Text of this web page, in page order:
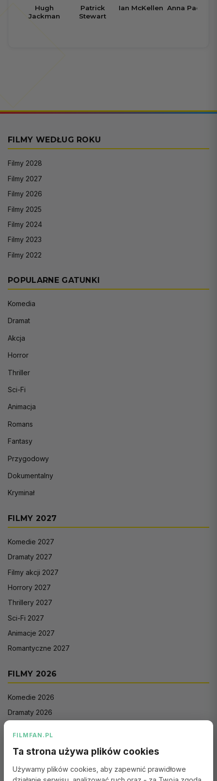
Hugh
Jackman
Patrick
Stewart
Ian McKellen Anna Paquin
FILMY WEDŁUG ROKU
Filmy 2028
Filmy 2027
Filmy 2026
Filmy 2025
Filmy 2024
Filmy 2023
Filmy 2022
POPULARNE GATUNKI
Komedia
Dramat
Akcja
Horror
Thriller
Sci-Fi
Animacja
Romans
Fantasy
Przygodowy
Dokumentalny
Kryminał
FILMY 2027
Komedie 2027
Dramaty 2027
Filmy akcji 2027
Horrory 2027
Thrillery 2027
Sci-Fi 2027
Animacje 2027
Romantyczne 2027
FILMY 2026
Komedie 2026
Dramaty 2026
Sci-Fi 2026
FILMFAN.PL
Ta strona używa plików cookies
Używamy plików cookies, aby zapewnić prawidłowe